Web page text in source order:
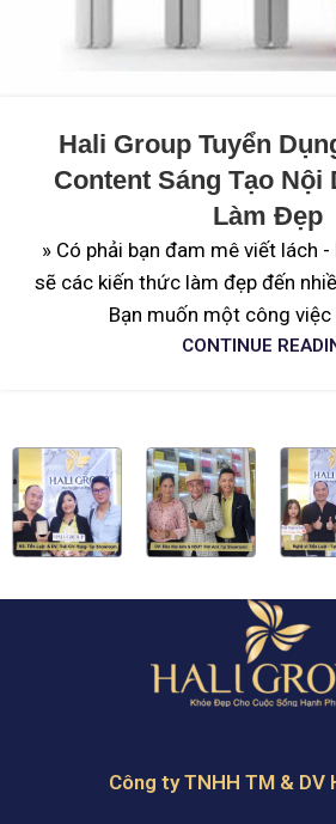
Hali Group Tuyển
Content Sáng Tạo Nội
Làm Đẹp
» Có phải bạn đam mê viết lách
sẽ các kiến thức làm đẹp đến
Bạn muốn một công việc
CONTINUE
Công ty TNHH TM & DV